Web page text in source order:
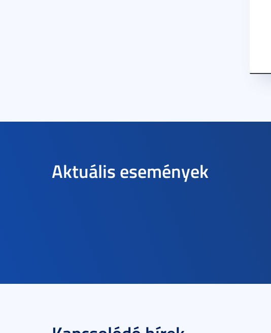
Aktuális események